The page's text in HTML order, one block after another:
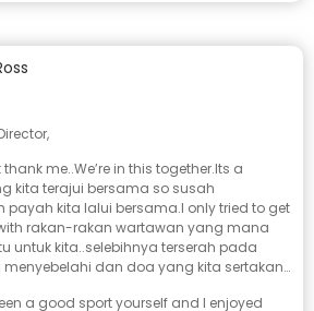
me..We’re in this together.Its a
kita terajui bersama so susah
payah kita lalui bersama.I only tried to get
rakan-rakan wartawan yang mana
untuk kita..selebihnya terserah pada
dan doa yang kita sertakan…
a good sport yourself and I enjoyed